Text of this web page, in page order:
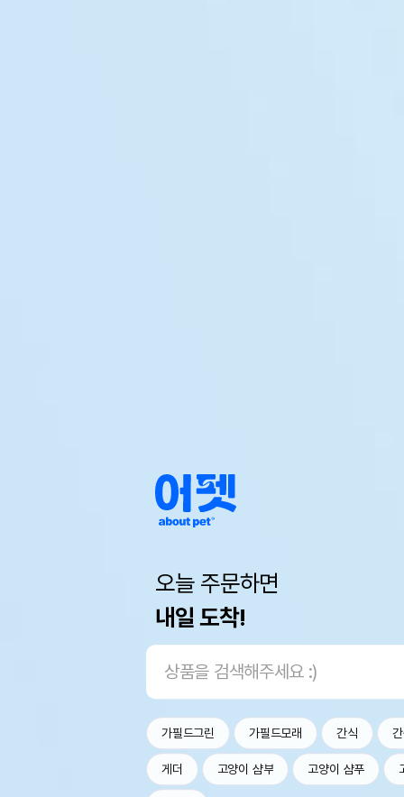
오늘 주문하면
내일 도착!
가필드그린 가필드모래 간식
게더 고양이 샴부 고양이 샴푸